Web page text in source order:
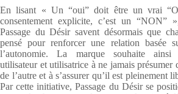
En lisant « Un “oui” doit être un vrai
consentement explicite, c’est un “NON”
Passage du Désir savent désormais que
pensé pour renforcer une relation basée
l’autonomie. La marque souhaite ainsi
utilisateur et utilisatrice à ne jamais présumer
de l’autre et à s’assurer qu’il est pleinement
Par cette initiative, Passage du Désir se